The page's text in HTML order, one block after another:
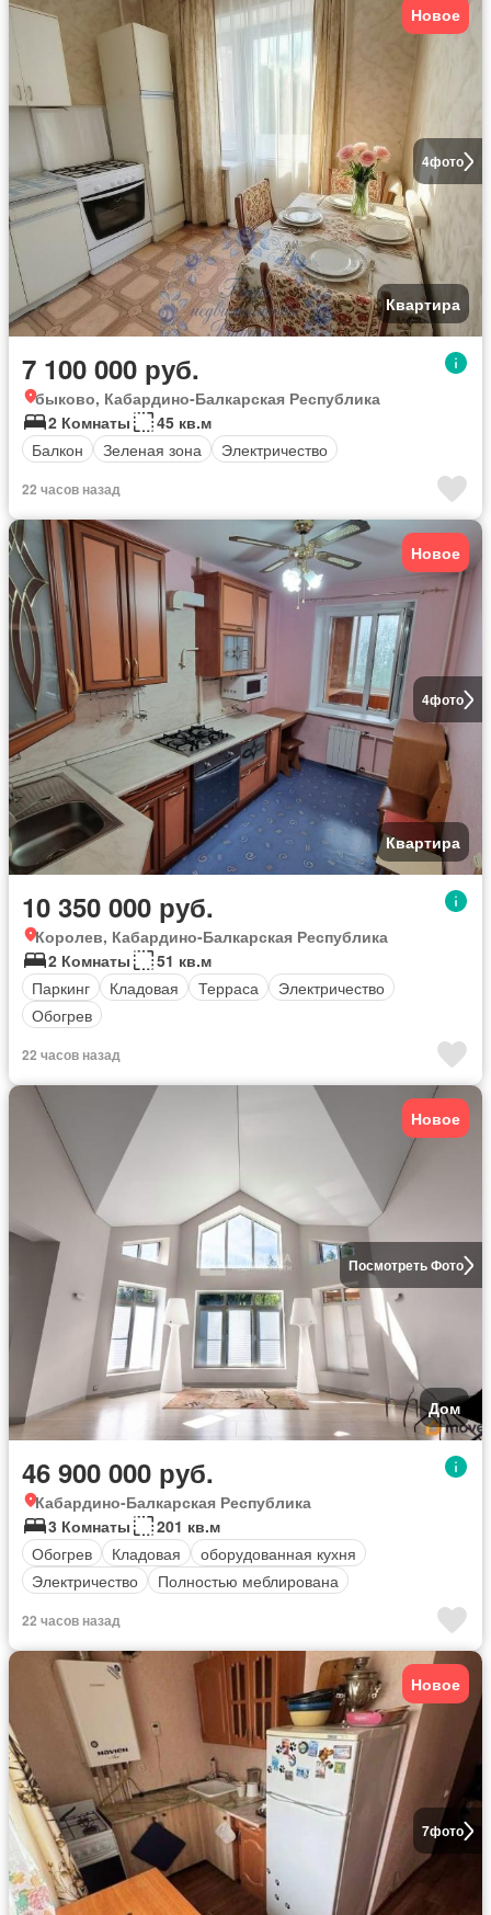
4фото
Новое
Квартира
7 100 000 руб.
быково, Кабардино-Балкарская Республика
2 Комнаты
45 кв.м
Балкон
Зеленая зона Электричество
22 часов назад
4фото
Новое
Квартира
10 350 000 руб.
Королев, Кабардино-Балкарская Республика
2 Комнаты
51 кв.м
Паркинг
Кладовая Терраса
Электричество
Обогрев
22 часов назад
Посмотреть Фото
Новое
Дом
46 900 000 руб.
Кабардино-Балкарская Республика
3 Комнаты
201 кв.м
Обогрев
Кладовая
оборудованная кухня
Электричество
Полностью меблирована
22 часов назад
7фото
Новое